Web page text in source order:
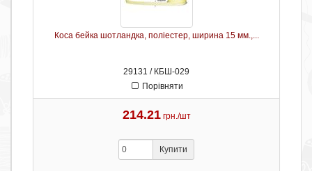
Коса бейка шотландка, поліестер, ширина 15 мм.,...
29131 / КБШ-029
Порівняти
214.21 грн./шт
Купити